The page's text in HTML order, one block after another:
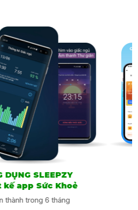
loại app sức khỏe phổ biến hiện
: Giúp người dùng theo dõi tiến trình
luyện thể lực, liên tục cập nhật năng
Tính năng của app tập thể thao
từng loại môn tập.
Giúp người dùng dõi sức khỏe tim
điểm nào ở mọi nơi. Từ đó so sánh
rõ nhịp tim của mình đang trong
bất ổn.
đường trong máu: Không cần đến
có thể ước tính HbA1c và tính liều
ngay tại nhà. Chỉ cần có điện thoại
sức khỏe này về và nhập dữ liệu
lượng đường… vào đó là được.
độ: Với loại app sức khỏe này, việc
DỤNG SLEEPZY
kế app Sức Khoẻ
thành trong 6 tháng